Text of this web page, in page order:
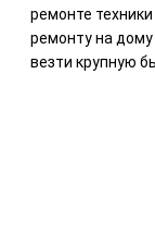
ремонте
ремонту на
везти крупную